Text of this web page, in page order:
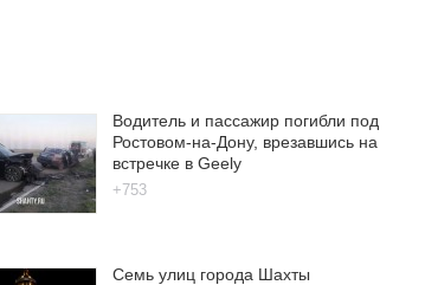
Водитель и пассажир погибли под
Ростовом-на-Дону, врезавшись на
встречке в Geely
+753
Семь улиц города Шахты